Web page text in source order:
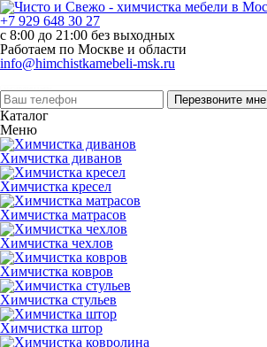
+7 929 648 30 27
с 8:00 до 21:00 без выходных
Работаем по Москве и области
info@himchistkamebeli-msk.ru
Перезвоните мне
Каталог
Меню
Химчистка диванов
Химчистка кресел
Химчистка матрасов
Химчистка чехлов
Химчистка ковров
Химчистка стульев
Химчистка штор